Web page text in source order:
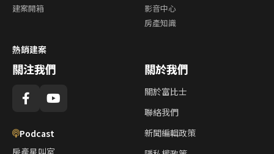
建案開箱
影音中心
房產知識
熱銷建案
關注我們
Podcast
房產星叫室
關於我們
關於富比士
聯絡我們
新聞編輯政策